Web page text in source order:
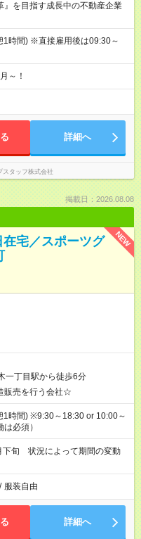
』を目指す成長中の不動産企業
時間) ※直接雇用後は09:30～
～！
詳細へ
スタッフ株式会社
掲載日：2026.08.08
NEW
宅／スポーツグ
一丁目駅から徒歩6分
販売を行う会社☆
時間) ※9:30～18:30 or 10:00～
必須）
下旬 状況によって期間の変動
/ 服装自由
詳細へ